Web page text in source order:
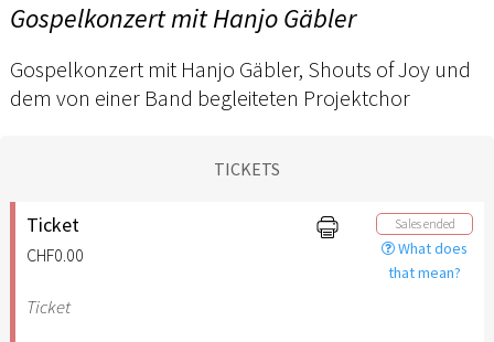
Gospelkonzert mit Hanjo Gäbler
Gospelkonzert mit Hanjo Gäbler, Shouts of Joy und
dem von einer Band begleiteten Projektchor
TICKETS
Ticket
CHF0.00
Sales ended
What does
that mean?
Ticket